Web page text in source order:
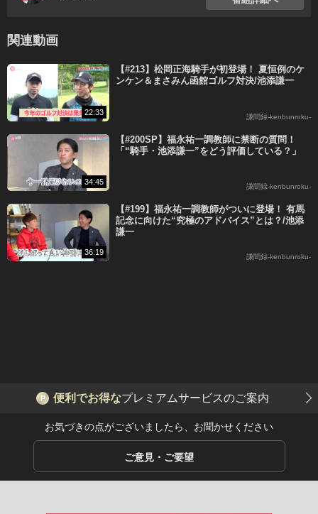
X Facebook LINE コピー
関連動画
22:33
【#213】松岡正海騎手が初登場！ 夏恒例のケ
ンケン＆まさみん函館ゴルフ対決/池添謙一
謙聞録-kenbunroku-
34:45
【#200SP】福永祐一調教師に禁断の質問！
「“騎手・池添謙一”をどう評価している？」
謙聞録-kenbunroku-
36:19
【#199】福永祐一調教師がついに登場！ 有馬
記念に向けた“究極のアドバイス”とは？/池添
謙一
謙聞録-kenbunroku-
P 便利でお得なプレミアムサービスのご案内
お気づきの点がございましたら、お聞かせください
ご意見・ご要望